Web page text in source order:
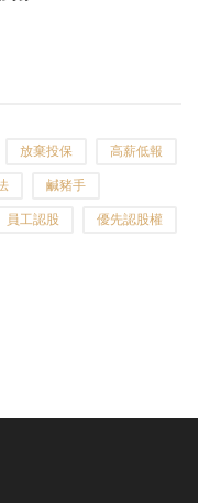
放棄投保 高薪低報
鹹豬手
員工認股 優先認股權